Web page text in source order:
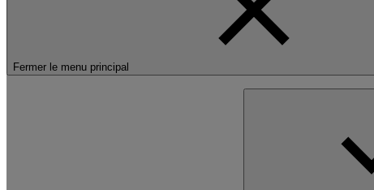
Fermer le menu principal